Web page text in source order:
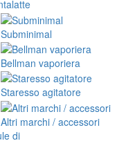
Subminimal
Bellman vaporiera
Staresso agitatore
Altri marchi / accessori